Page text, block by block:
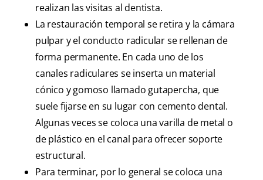
realizan las visitas al dentista.
La restauración temporal se retira y la cámara
pulpar y el conducto radicular se rellenan de
forma permanente. En cada uno de los
canales radiculares se inserta un material
cónico y gomoso llamado gutapercha, que
suele fijarse en su lugar con cemento dental.
Algunas veces se coloca una varilla de metal o
de plástico en el canal para ofrecer soporte
estructural.
Para terminar, por lo general se coloca una